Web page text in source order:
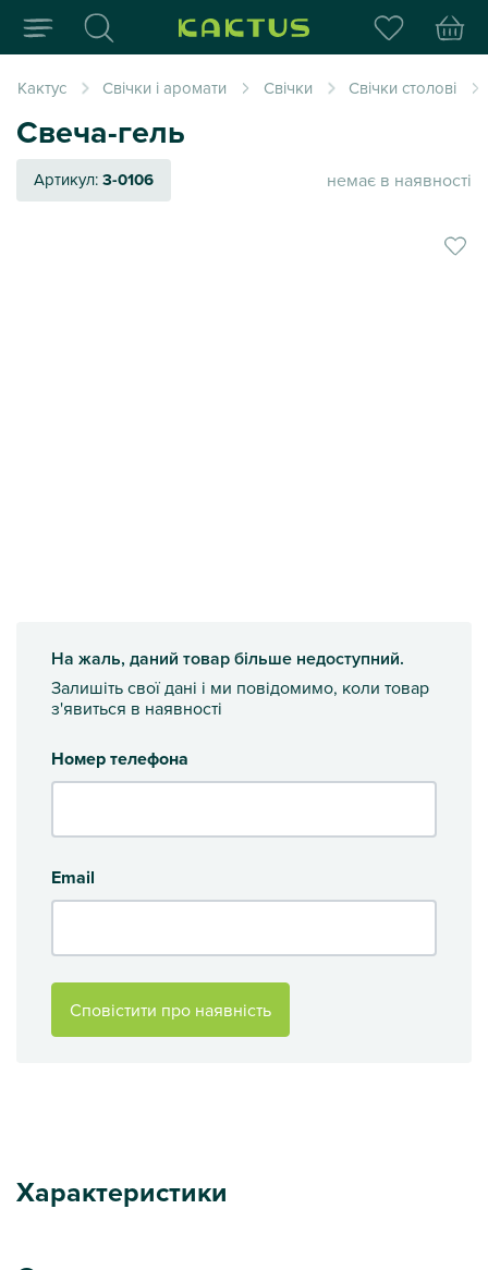
Інтернет-магазин
Кактус Свічки і аромати Свічки Свічки столові
Свеча-гель
Артикул:3-0106 немає в наявності
На жаль, даний товар більше недоступний.
Залишіть свої дані і ми повідомимо, коли товар
з'явиться в наявності
Номер телефона
Email
Сповістити про наявність
Характеристики